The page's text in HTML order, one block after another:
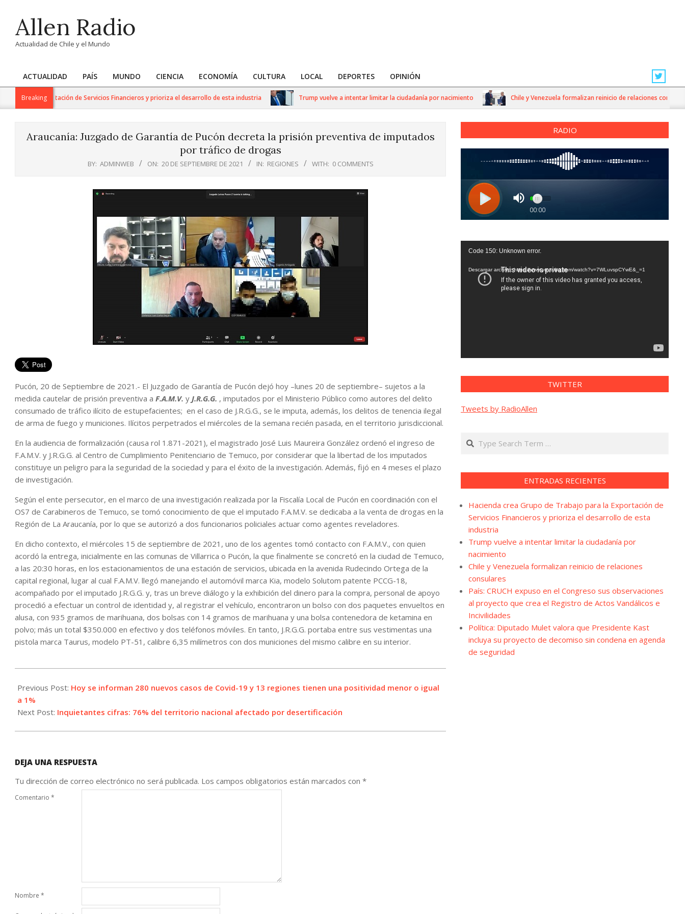
contentAllen Radio
Actualidad de Chile y el Mundo
Primary
Navigation
ACTUALIDAD PAÍS MUNDO CIENCIA ECONOMÍA CULTURA LOCAL DEPORTES OPINIÓN
Breaking
para la Exportación de Servicios Financieros y prioriza el desarrollo de esta industria Trump vuelve a intentar limitar la ciudadanía por nacimiento Chile y Venezuela formalizan reinicio de relaciones consulares
Araucanía: Juzgado de Garantía de Pucón decreta la prisión preventiva de imputados
por tráfico de drogas
BY: ADMINWEB ON: 20 DE SEPTIEMBRE DE 2021 IN: REGIONES WITH: 0 COMMENTS
Pucón, 20 de Septiembre de 2021.- El Juzgado de Garantía de Pucón dejó hoy –lunes 20 de septiembre– sujetos a la
medida cautelar de prisión preventiva a F.A.M.V. y J.R.G.G. , imputados por el Ministerio Público como autores del delito
consumado de tráfico ilícito de estupefacientes; en el caso de J.R.G.G., se le imputa, además, los delitos de tenencia ilegal
de arma de fuego y municiones. Ilícitos perpetrados el miércoles de la semana recién pasada, en el territorio jurisdiccional.
En la audiencia de formalización (causa rol 1.871-2021), el magistrado José Luis Maureira González ordenó el ingreso de
F.A.M.V. y J.R.G.G. al Centro de Cumplimiento Penitenciario de Temuco, por considerar que la libertad de los imputados
constituye un peligro para la seguridad de la sociedad y para el éxito de la investigación. Además, fijó en 4 meses el plazo
de investigación.
Según el ente persecutor, en el marco de una investigación realizada por la Fiscalía Local de Pucón en coordinación con el
OS7 de Carabineros de Temuco, se tomó conocimiento de que el imputado F.A.M.V. se dedicaba a la venta de drogas en la
Región de La Araucanía, por lo que se autorizó a dos funcionarios policiales actuar como agentes reveladores.
En dicho contexto, el miércoles 15 de septiembre de 2021, uno de los agentes tomó contacto con F.A.M.V., con quien
acordó la entrega, inicialmente en las comunas de Villarrica o Pucón, la que finalmente se concretó en la ciudad de Temuco,
a las 20:30 horas, en los estacionamientos de una estación de servicios, ubicada en la avenida Rudecindo Ortega de la
capital regional, lugar al cual F.A.M.V. llegó manejando el automóvil marca Kia, modelo Solutom patente PCCG-18,
acompañado por el imputado J.R.G.G. y, tras un breve diálogo y la exhibición del dinero para la compra, personal de apoyo
procedió a efectuar un control de identidad y, al registrar el vehículo, encontraron un bolso con dos paquetes envueltos en
alusa, con 935 gramos de marihuana, dos bolsas con 14 gramos de marihuana y una bolsa contenedora de ketamina en
polvo; más un total $350.000 en efectivo y dos teléfonos móviles. En tanto, J.R.G.G. portaba entre sus vestimentas una
pistola marca Taurus, modelo PT-51, calibre 6,35 milímetros con dos municiones del mismo calibre en su interior.
09-
20
Previous Post: Hoy se informan 280 nuevos casos de Covid-19 y 13 regiones tienen una positividad menor o igual
a 1%
Next Post: Inquietantes cifras: 76% del territorio nacional afectado por desertificación
DEJA UNA RESPUESTA
Tu dirección de correo electrónico no será publicada. Los campos obligatorios están marcados con *
Comentario *
Nombre *
RADIO
Reproductor
vídeo
Code 150: Unknown error.
Descargar archivo: https://www.youtube.com/watch?v=7WLuvspCYwE&_=1
TWITTER
Tweets by RadioAllen
Search
ENTRADAS RECIENTES
Hacienda crea Grupo de Trabajo para la Exportación de
Servicios Financieros y prioriza el desarrollo de esta
industria
Trump vuelve a intentar limitar la ciudadanía por
nacimiento
Chile y Venezuela formalizan reinicio de relaciones
consulares
País: CRUCH expuso en el Congreso sus observaciones
al proyecto que crea el Registro de Actos Vandálicos e
Incivilidades
Política: Diputado Mulet valora que Presidente Kast
incluya su proyecto de decomiso sin condena en agenda
de seguridad